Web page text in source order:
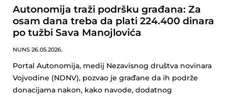
Autonomija traži podršku građana: Za
osam dana treba da plati 224.400 dinara
po tužbi Sava Manojlovića
NUNS 26.05.2026.
Portal Autonomija, medij Nezavisnog društva novinara
Vojvodine (NDNV), pozvao je građane da ih podrže
donacijama nakon, kako navode, dodatnog